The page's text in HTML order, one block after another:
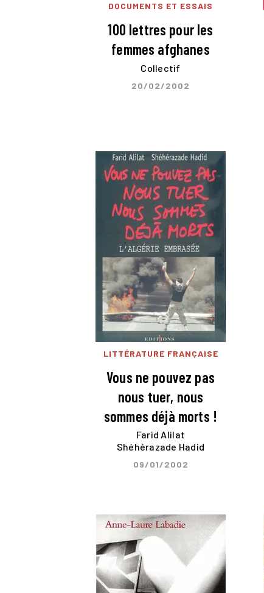
DOCUMENTS ET ESSAIS
100 lettres pour les
femmes afghanes
Collectif
20/02/2002
LITTÉRATURE FRANÇAISE
Vous ne pouvez pas
nous tuer, nous
sommes déjà morts !
Farid Alilat
Shéhérazade Hadid
09/01/2002